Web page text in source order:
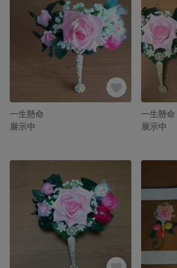
一生懸命
展示中
一生懸命
展示中